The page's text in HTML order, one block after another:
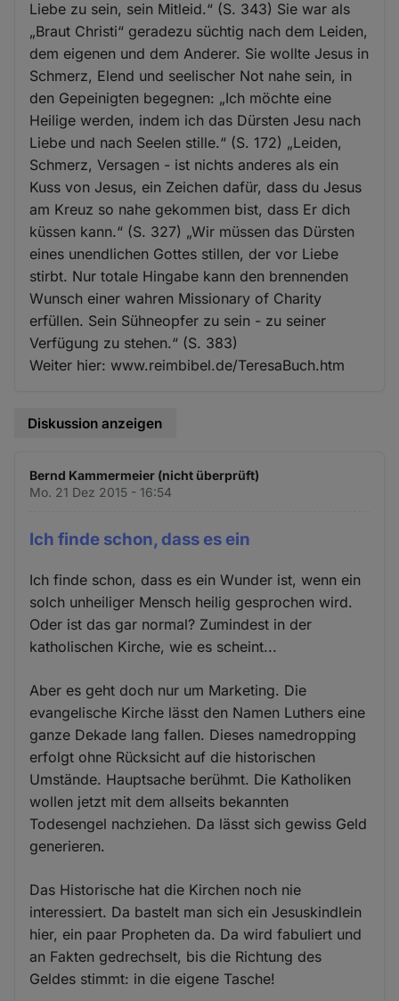
Liebe zu sein, sein Mitleid.“ (S. 343) Sie war als
„Braut Christi“ geradezu süchtig nach dem Leiden,
dem eigenen und dem Anderer. Sie wollte Jesus in
Schmerz, Elend und seelischer Not nahe sein, in
den Gepeinigten begegnen: „Ich möchte eine
Heilige werden, indem ich das Dürsten Jesu nach
Liebe und nach Seelen stille.“ (S. 172) „Leiden,
Schmerz, Versagen - ist nichts anderes als ein
Kuss von Jesus, ein Zeichen dafür, dass du Jesus
am Kreuz so nahe gekommen bist, dass Er dich
küssen kann.“ (S. 327) „Wir müssen das Dürsten
eines unendlichen Gottes stillen, der vor Liebe
stirbt. Nur totale Hingabe kann den brennenden
Wunsch einer wahren Missionary of Charity
erfüllen. Sein Sühneopfer zu sein - zu seiner
Verfügung zu stehen.“ (S. 383)
Weiter hier: www.reimbibel.de/TeresaBuch.htm
Diskussion anzeigen
Bernd Kammermeier (nicht überprüft)
Mo. 21 Dez 2015 - 16:54
Ich finde schon, dass es ein
Ich finde schon, dass es ein Wunder ist, wenn ein
solch unheiliger Mensch heilig gesprochen wird.
Oder ist das gar normal? Zumindest in der
katholischen Kirche, wie es scheint...
Aber es geht doch nur um Marketing. Die
evangelische Kirche lässt den Namen Luthers eine
ganze Dekade lang fallen. Dieses namedropping
erfolgt ohne Rücksicht auf die historischen
Umstände. Hauptsache berühmt. Die Katholiken
wollen jetzt mit dem allseits bekannten
Todesengel nachziehen. Da lässt sich gewiss Geld
generieren.
Das Historische hat die Kirchen noch nie
interessiert. Da bastelt man sich ein Jesuskindlein
hier, ein paar Propheten da. Da wird fabuliert und
an Fakten gedrechselt, bis die Richtung des
Geldes stimmt: in die eigene Tasche!